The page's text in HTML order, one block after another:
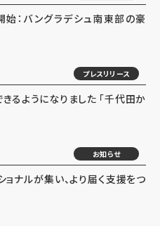
：バングラデシュ南東部の豪
プレスリリース
るようになりました 「千代田か
お知らせ
ョナルが集い、より届く支援をつ